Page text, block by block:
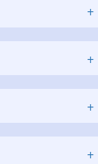
+
+
+
+